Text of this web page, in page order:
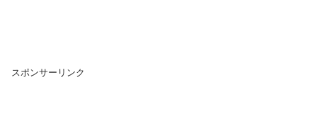
スポンサーリンク